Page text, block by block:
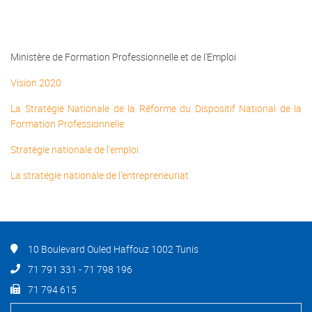
Ministère de Formation Professionnelle et de l'Emploi
Vision 2020
La Stratégie Nationale de la Réforme du Dispositif National de la
Formation Professionnelle
Stratégie nationale de l'emploi
La stratégie nationale de l’entrepreneuriat
10 Boulevard Ouled Haffouz 1002 Tunis
71 791 331 - 71 798 196
71 794 615